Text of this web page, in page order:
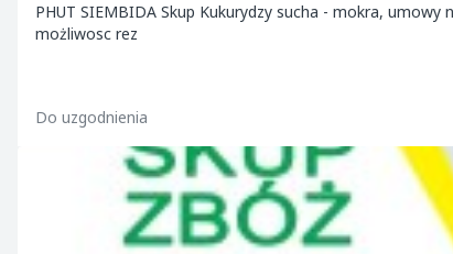
PHUT SIEMBIDA Skup Kukurydzy sucha - mokra,
możliwosc rez
Do uzgodnienia